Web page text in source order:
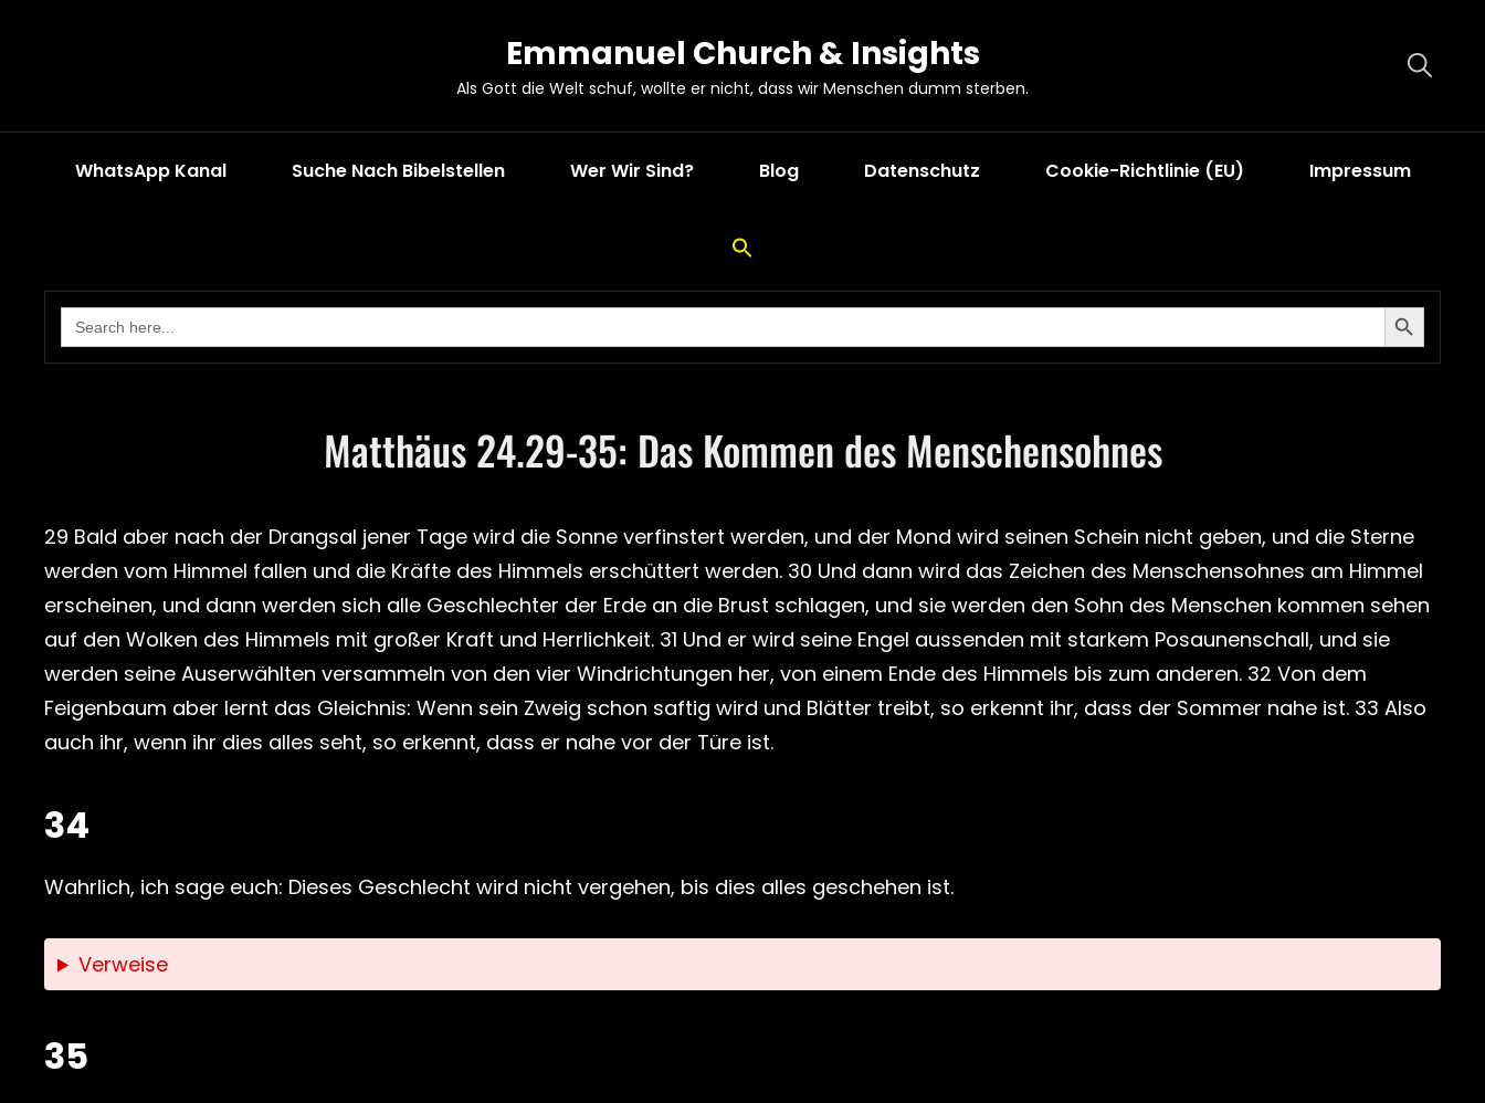
Emmanuel Church & Insights
Als Gott die Welt schuf, wollte er nicht, dass wir Menschen dumm sterben.
WhatsApp Kanal Suche Nach Bibelstellen Wer Wir Sind? Blog Datenschutz Cookie-Richtlinie (EU) Impressum
Search
for:
Search Button
Matthäus 24.29-35: Das Kommen des Menschensohnes
29 Bald aber nach der Drangsal jener Tage wird die Sonne verfinstert werden, und der Mond wird seinen Schein nicht geben, und die Sterne
werden vom Himmel fallen und die Kräfte des Himmels erschüttert werden. 30 Und dann wird das Zeichen des Menschensohnes am Himmel
erscheinen, und dann werden sich alle Geschlechter der Erde an die Brust schlagen, und sie werden den Sohn des Menschen kommen sehen
auf den Wolken des Himmels mit großer Kraft und Herrlichkeit. 31 Und er wird seine Engel aussenden mit starkem Posaunenschall, und sie
werden seine Auserwählten versammeln von den vier Windrichtungen her, von einem Ende des Himmels bis zum anderen. 32 Von dem
Feigenbaum aber lernt das Gleichnis: Wenn sein Zweig schon saftig wird und Blätter treibt, so erkennt ihr, dass der Sommer nahe ist. 33 Also
auch ihr, wenn ihr dies alles seht, so erkennt, dass er nahe vor der Türe ist.
34
Wahrlich, ich sage euch: Dieses Geschlecht wird nicht vergehen, bis dies alles geschehen ist.
Verweise
35